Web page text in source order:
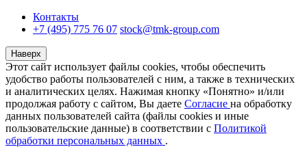
Контакты
+7 (495) 775 76 07 stock@tmk-group.com
Наверх
Этот сайт использует файлы cookies, чтобы обеспечить
удобство работы пользователей с ним, а также в технических
и аналитических целях. Нажимая кнопку «Понятно» и/или
продолжая работу с сайтом, Вы даете Согласие на обработку
данных пользователей сайта (файлы cookies и иные
пользовательские данные) в соответствии с Политикой
обработки персональных данных .